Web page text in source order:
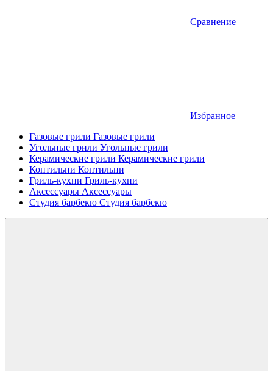
Сравнение
Избранное
Газовые грили Газовые грили
Угольные грили Угольные грили
Керамические грили Керамические грили
Коптильни Коптильни
Гриль-кухни Гриль-кухни
Аксессуары Аксессуары
Студия барбекю Студия барбекю